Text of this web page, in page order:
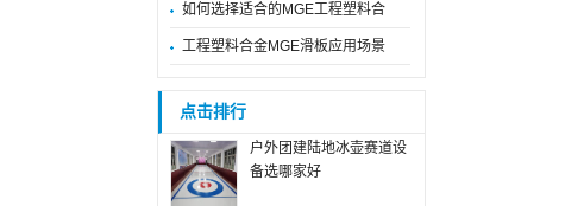
如何选择适合的MGE工程塑料合
工程塑料合金MGE滑板应用场景
点击排行
户外团建陆地冰壶赛道设
备选哪家好